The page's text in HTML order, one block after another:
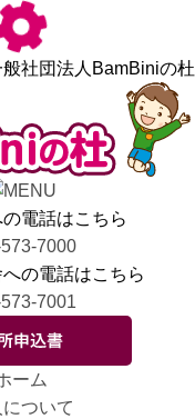
社団法人BamBiniの杜
電話はこちら
7000
の電話はこちら
7001
ーム
ついて